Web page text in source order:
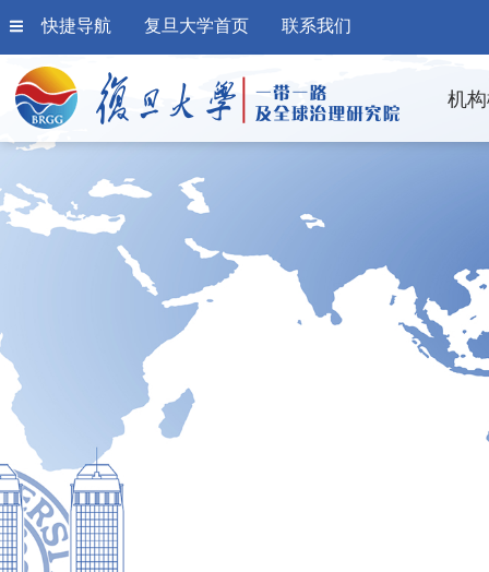
快捷导航 复旦大学首页 联系我们
机